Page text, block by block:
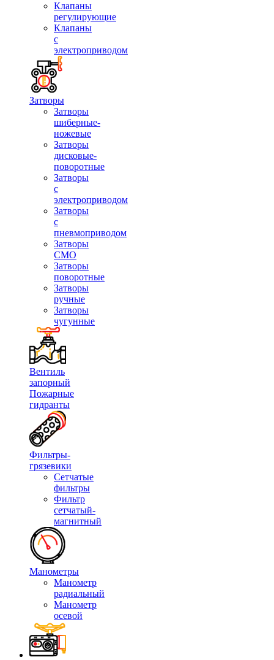
Клапаны
регулирующие
Клапаны
с
электроприводом
Затворы
Затворы
шиберные-
ножевые
Затворы
дисковые-
поворотные
Затворы
с
электроприводом
Затворы
с
пневмоприводом
Затворы
СМО
Затворы
поворотные
Затворы
ручные
Затворы
чугунные
Вентиль
запорный
Пожарные
гидранты
Фильтры-
грязевики
Сетчатые
фильтры
Фильтр
сетчатый-
магнитный
Манометры
Манометр
радиальный
Манометр
осевой